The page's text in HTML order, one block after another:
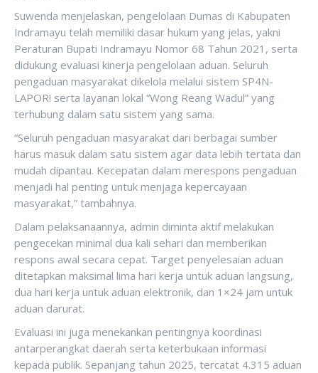
Suwenda menjelaskan, pengelolaan Dumas di Kabupaten
Indramayu telah memiliki dasar hukum yang jelas, yakni
Peraturan Bupati Indramayu Nomor 68 Tahun 2021, serta
didukung evaluasi kinerja pengelolaan aduan. Seluruh
pengaduan masyarakat dikelola melalui sistem SP4N-
LAPOR! serta layanan lokal “Wong Reang Wadul” yang
terhubung dalam satu sistem yang sama.
“Seluruh pengaduan masyarakat dari berbagai sumber
harus masuk dalam satu sistem agar data lebih tertata dan
mudah dipantau. Kecepatan dalam merespons pengaduan
menjadi hal penting untuk menjaga kepercayaan
masyarakat,” tambahnya.
Dalam pelaksanaannya, admin diminta aktif melakukan
pengecekan minimal dua kali sehari dan memberikan
respons awal secara cepat. Target penyelesaian aduan
ditetapkan maksimal lima hari kerja untuk aduan langsung,
dua hari kerja untuk aduan elektronik, dan 1×24 jam untuk
aduan darurat.
Evaluasi ini juga menekankan pentingnya koordinasi
antarperangkat daerah serta keterbukaan informasi
kepada publik. Sepanjang tahun 2025, tercatat 4.315 aduan